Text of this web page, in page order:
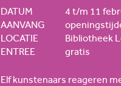
DATUM
4 t/m 11
AANVANG
LOCATIE
Bibliotheek
ENTREE
gratis
Elf kunstenaars reageren